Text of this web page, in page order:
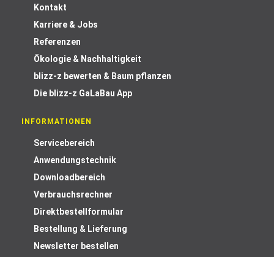
Kontakt
Karriere & Jobs
Referenzen
Ökologie & Nachhaltigkeit
blizz-z bewerten & Baum pflanzen
Die blizz-z GaLaBau App
INFORMATIONEN
Servicebereich
Anwendungstechnik
Downloadbereich
Verbrauchsrechner
Direktbestellformular
Bestellung & Lieferung
Newsletter bestellen